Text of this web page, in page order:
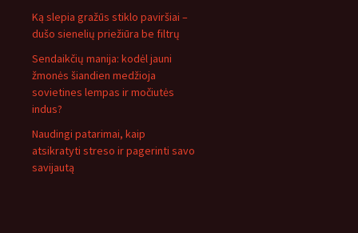
Ką slepia gražūs stiklo paviršiai –
dušo sienelių priežiūra be filtrų
Sendaikčių manija: kodėl jauni
žmonės šiandien medžioja
sovietines lempas ir močiutės
indus?
Naudingi patarimai, kaip
atsikratyti streso ir pagerinti savo
savijautą